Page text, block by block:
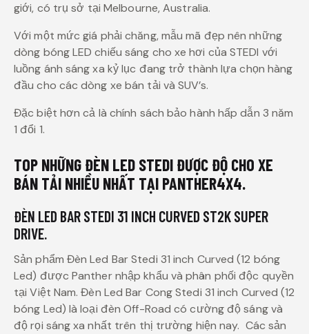
giới, có trụ sở tại Melbourne, Australia.
Với một mức giá phải chăng, mẫu mã đẹp nên những
dòng bóng LED chiếu sáng cho xe hơi của STEDI với
luồng ánh sáng xa kỷ lục đang trở thành lựa chọn hàng
đầu cho các dòng xe bán tải và SUV’s.
Đặc biệt hơn cả là chính sách bảo hành hấp dẫn 3 năm
1 đổi 1.
TOP NHỮNG ĐÈN LED STEDI ĐƯỢC ĐỘ CHO XE
BÁN TẢI NHIỀU NHẤT TẠI PANTHER4X4.
ĐÈN LED BAR STEDI 31 INCH CURVED ST2K SUPER
DRIVE.
Sản phẩm Đèn Led Bar Stedi 31 inch Curved (12 bóng
Led) được Panther nhập khẩu và phân phối độc quyền
tại Việt Nam. Đèn Led Bar Cong Stedi 31 inch Curved (12
bóng Led) là loại đèn Off-Road có cường độ sáng và
độ rọi sáng xa nhất trên thị trường hiện nay. Các sản